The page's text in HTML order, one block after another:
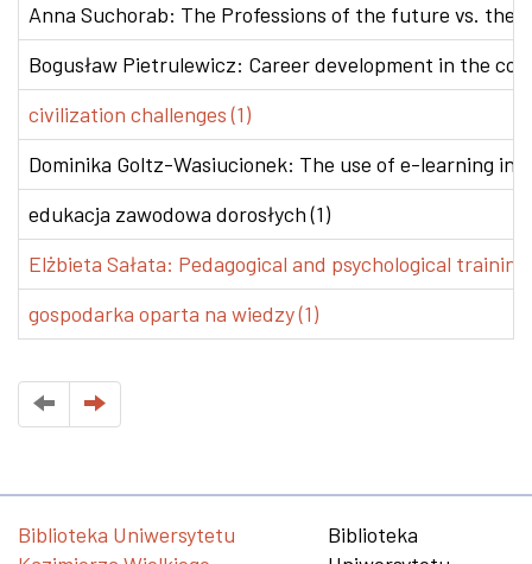
Anna Suchorab: The Professions of the future vs. the
Bogusław Pietrulewicz: Career development in the
civilization challenges (1)
Dominika Goltz-Wasiucionek: The use of e-learning in
edukacja zawodowa dorosłych (1)
Elżbieta Sałata: Pedagogical and psychological
gospodarka oparta na wiedzy (1)
Biblioteka Uniwersytetu
Biblioteka